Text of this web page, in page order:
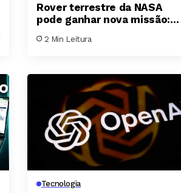
Rover terrestre da NASA
pode ganhar nova missão:
2 Min Leitura
Tecnologia